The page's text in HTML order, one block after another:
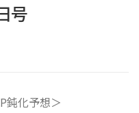
ション
号
鈍化予想＞